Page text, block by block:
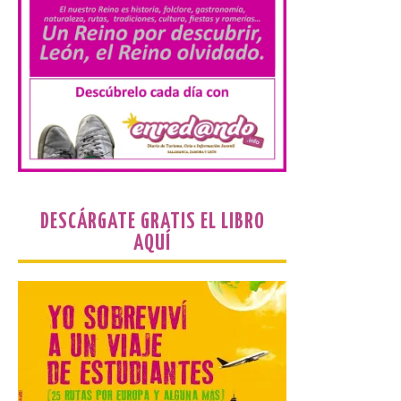
10 Ago 2026
La cita, que se celebrará el
12 de agosto en el
enlosado de la Catedral,
incluye el estreno absoluto
de una composición del
músico segoviano Geni Uñón. Turismo de
Segovia lanza el Premio Internacional de
València prepara un
operativo especial de
limpieza en las playas y el
punto de observación para
el eclipse solar del día 12
10 Ago 2026
DESCÁRGATE GRATIS EL LIBRO
AQUÍ